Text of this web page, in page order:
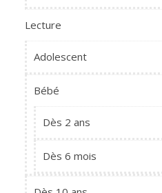
Lecture
Adolescent
Bébé
Dès 2 ans
Dès 6 mois